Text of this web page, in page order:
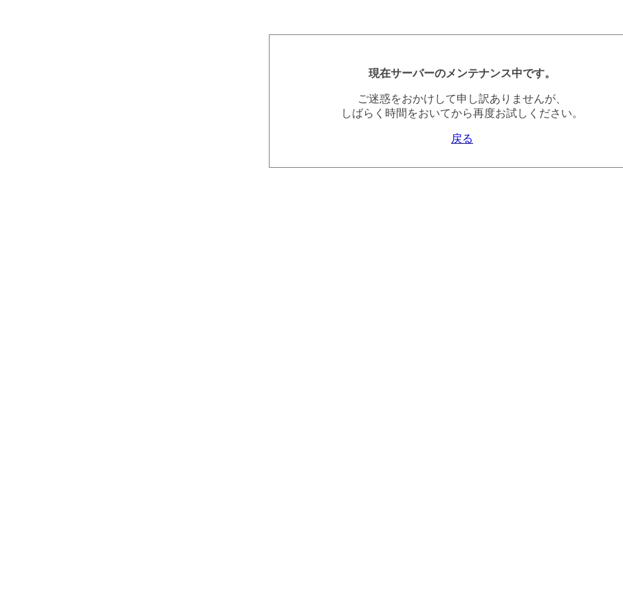
現在サーバーのメンテナンス中です。
ご迷惑をおかけして申し訳ありませんが、
しばらく時間をおいてから再度お試しください。
戻る